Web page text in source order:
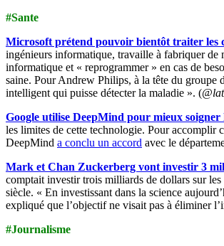
#Sante
Microsoft prétend pouvoir bientôt traiter les
ingénieurs informatique, travaille à fabriquer de
informatique et « reprogrammer » en cas de
saine. Pour Andrew Philips, à la tête du groupe
intelligent qui puisse détecter la maladie ». (
Google utilise DeepMind pour mieux soigner
les limites de cette technologie. Pour accomplir
DeepMind a conclu un accord avec le
Mark et Chan Zuckerberg vont investir 3
comptait investir trois milliards de dollars sur
siècle. « En investissant dans la science
expliqué que l’objectif ne visait pas à éliminer
#Journalisme